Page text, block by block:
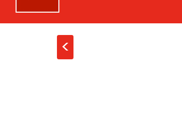
<